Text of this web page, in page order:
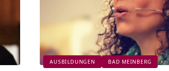
AUSBILDUNGEN BAD MEINBERG